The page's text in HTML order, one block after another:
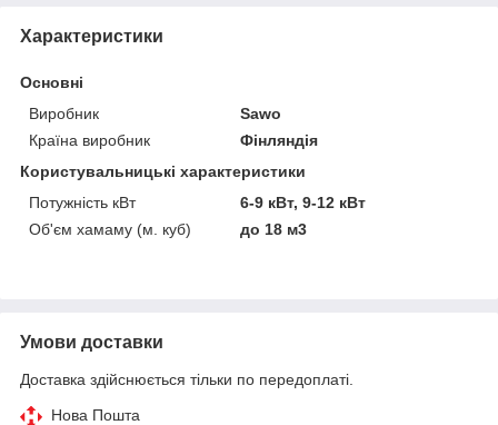
Характеристики
Основні
Виробник
Sawo
Країна виробник
Фінляндія
Користувальницькі характеристики
Потужність кВт
6-9 кВт, 9-12 кВт
Об'єм хамаму (м. куб)
до 18 м3
Умови доставки
Доставка здійснюється тільки по передоплаті.
Нова Пошта